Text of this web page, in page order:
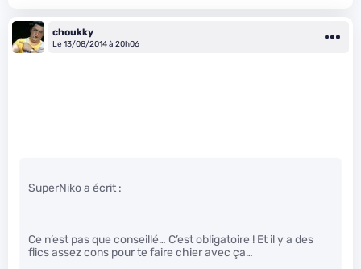
choukky
Le 13/08/2014 à 20h06
SuperNiko a écrit :
Ce n’est pas que conseillé… C’est obligatoire ! Et il y a des
flics assez cons pour te faire chier avec ça…